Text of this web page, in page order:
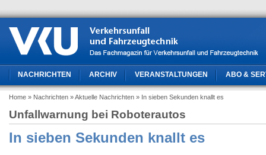
NACHRICHTEN ARCHIV VERANSTALTUNGEN ABO &
Home » Nachrichten » Aktuelle Nachrichten » In sieben Sekunden knallt es
Unfallwarnung bei Roboterautos
In sieben Sekunden knallt es